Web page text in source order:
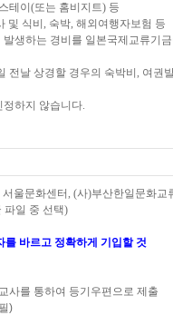
(또는 홈비지트) 등
및 식비, 숙박, 해외여행자보험 등
는 경비를 일본국제교류기금
날 상경할 경우의 숙박비, 여권
하지 않습니다.
울문화센터, (사)부산한일문화교
파일 중 선택)
바르고 정확하게 기입할 것
를 통하여 등기우편으로 제출
)